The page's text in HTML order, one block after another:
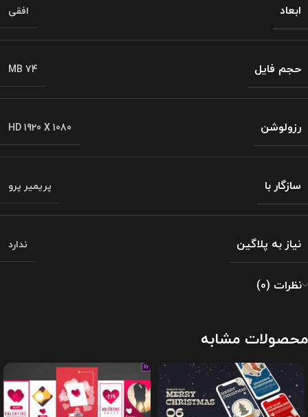
ابعاد افقی
حجم فایل 74 MB
رزولوشن HD 1920 X 1080
سازگار با پریمیر پرو
نیاز به پلاگین ندارد
نظرات (0)
محصولات مشابه